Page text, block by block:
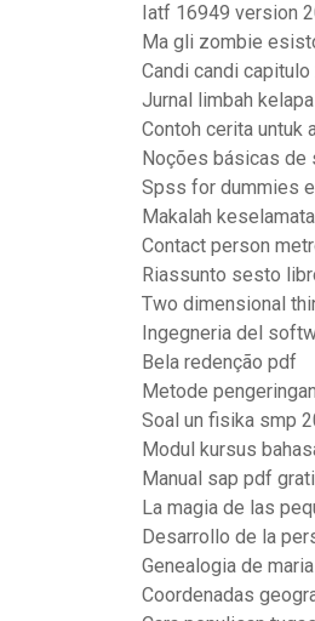
Iatf 16949 version
Ma gli zombie
Candi candi capitulo
Jurnal limbah
Contoh cerita untuk
Noções básicas de
Spss for dummies
Makalah
Contact person
Riassunto sesto
Two dimensional
Ingegneria del
Bela redenção pdf
Metode
Soal un fisika smp
Modul kursus
Manual sap pdf
La magia de las
Desarrollo de la
Genealogia de
Coordenadas